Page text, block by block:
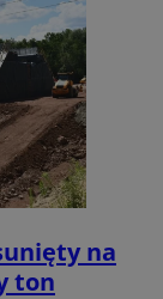
na
ton